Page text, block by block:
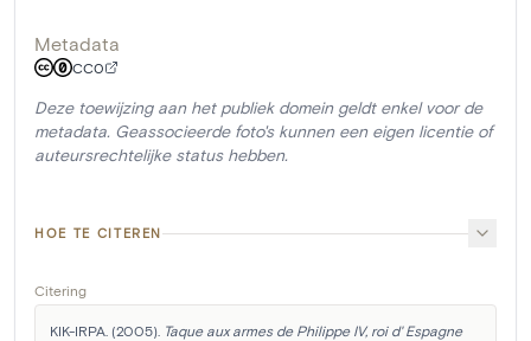
Metadata
CC0
Deze toewijzing aan het publiek domein geldt enkel voor de
metadata. Geassocieerde foto's kunnen een eigen licentie of
auteursrechtelijke status hebben.
HOE TE CITEREN
Citering
KIK-IRPA. (2005). Taque aux armes de Philippe IV, roi d' Espagne